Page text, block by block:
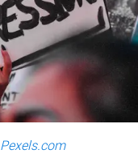
Pexels.com